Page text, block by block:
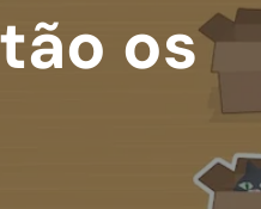
os